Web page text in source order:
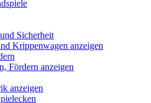
Sicherheit
Krippenwagen anzeigen
Fördern anzeigen
anzeigen